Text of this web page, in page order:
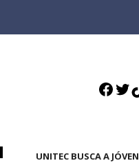
UNITEC BUSCA A